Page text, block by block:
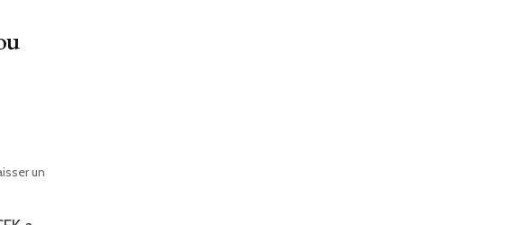
un